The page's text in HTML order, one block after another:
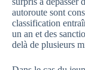
autoroute sont
classification
un an et des
delà de plusieurs